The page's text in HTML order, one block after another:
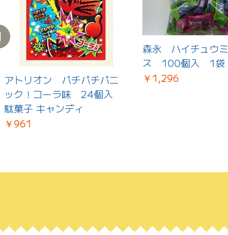
アトリオン パチパチパニ
ック！コーラ味 24個入
駄菓子 キャンディ
￥961
森永 ハイチュウ
ス 100個入 1袋
￥1,296